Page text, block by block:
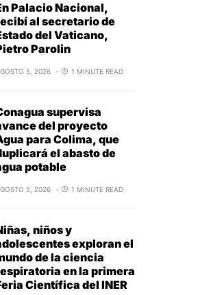
Palacio Nacional,
al secretario de
del Vaticano,
Parolin
5, 2026 1 MINUTE READ
supervisa
del proyecto
para Colima, que
el abasto de
potable
5, 2026 1 MINUTE READ
niños y
exploran el
de la ciencia
en la primera
Científica del INER